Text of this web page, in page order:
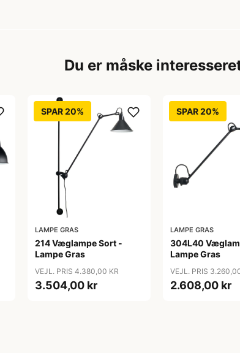
Du er måske
SPAR 20%
LAMPE GRAS
214 Væglampe Sort -
Lampe Gras
VEJL. PRIS 4.380,00 KR
3.504,00 kr
SPAR 20%
LAMPE GRAS
304L40
Lampe Gras
VEJL. PRIS
2.608,00 kr